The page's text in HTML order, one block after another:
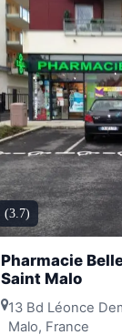
(3.7)
Pharmacie
Saint Malo
13 Bd Léonce
Malo, France